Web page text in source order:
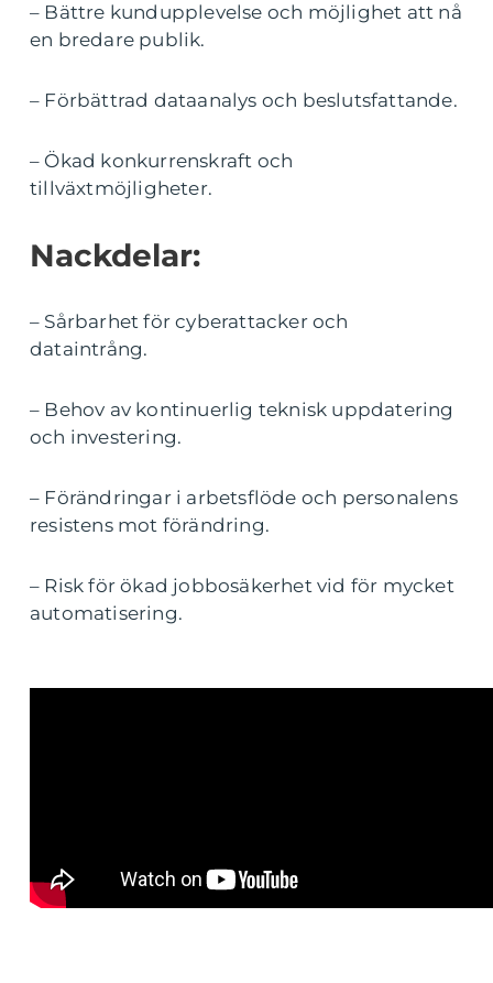
– Bättre kundupplevelse och möjlighet att nå
en bredare publik.
– Förbättrad dataanalys och beslutsfattande.
– Ökad konkurrenskraft och
tillväxtmöjligheter.
Nackdelar:
– Sårbarhet för cyberattacker och
dataintrång.
– Behov av kontinuerlig teknisk uppdatering
och investering.
– Förändringar i arbetsflöde och personalens
resistens mot förändring.
– Risk för ökad jobbosäkerhet vid för mycket
automatisering.